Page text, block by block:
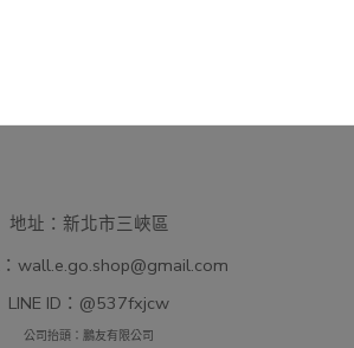
地址：新北市三峽區
wall.e.go.shop@gmail.com
LINE ID： @537fxjcw
公司抬頭：鵬友有限公司